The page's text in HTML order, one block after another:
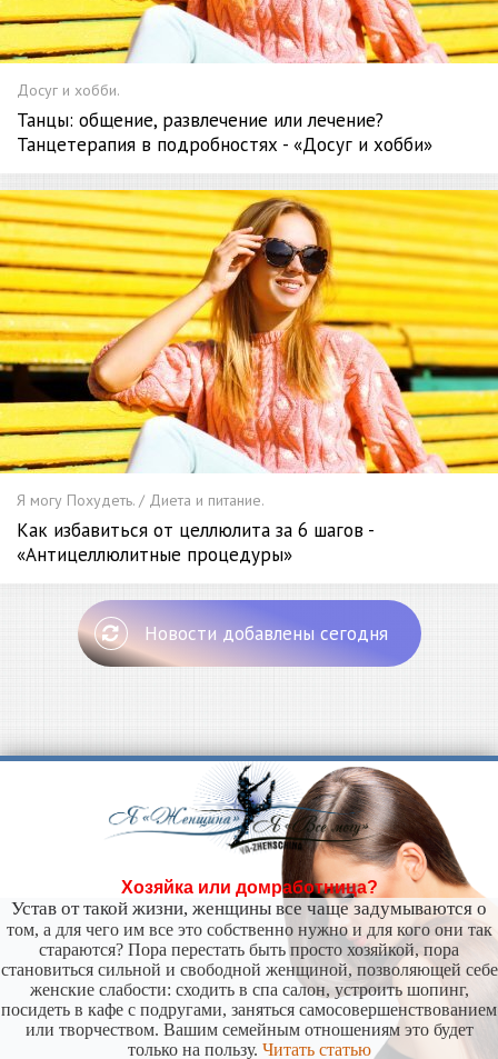
Досуг и хобби.
Танцы: общение, развлечение или лечение?
Танцетерапия в подробностях - «Досуг и хобби»
Я могу Похудеть. / Диета и питание.
Как избавиться от целлюлита за 6 шагов -
«Антицеллюлитные процедуры»
Новости добавлены сегодня
Хозяйка или домработница?
Устав от такой жизни, женщины все чаще задумываются о
том, а для чего им все это собственно нужно и для кого они так
стараются? Пора перестать быть просто хозяйкой, пора
становиться сильной и свободной женщиной, позволяющей себе
женские слабости: сходить в спа салон, устроить шопинг,
посидеть в кафе с подругами, заняться самосовершенствованием
или творчеством. Вашим семейным отношениям это будет
только на пользу. Читать статью